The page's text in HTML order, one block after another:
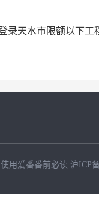
录天水市限额以下
使用爱番番前必读 沪ICP